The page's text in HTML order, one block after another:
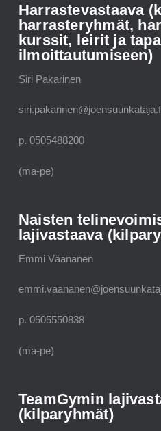
Harrastevastaava
harrasteryhmät,
kurssit, leirit ja
ilmoittautumiseen)
Siri Pakarinen
p. 0505488200
(ma-pe)
Naisten
lajivastaava
Emmi Väänänen
p. 0505550838
(ma-pe)
TeamGymin
(kilparyhmät)